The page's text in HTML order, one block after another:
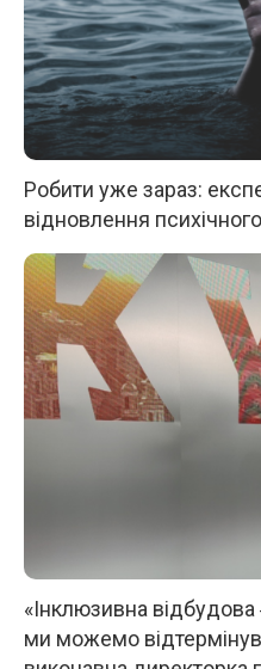
Робити уже зараз:
відновлення
«Інклюзивна
ми можемо